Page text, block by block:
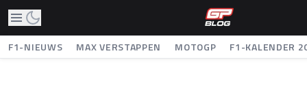
F1-NIEUWS MAX VERSTAPPEN MOTOGP F1-KALENDER